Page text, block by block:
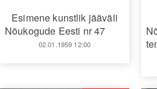
Esimene kunstlik jääväli
Nõukogude Eesti nr 47
02.01.1959 12:00